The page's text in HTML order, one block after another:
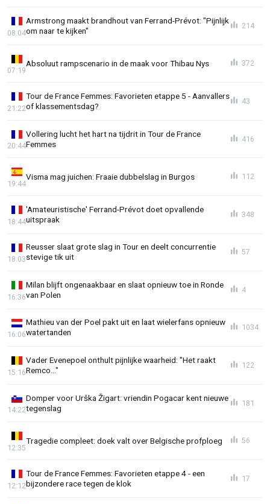
Armstrong maakt brandhout van Ferrand-Prévot: "Pijnlijk
om naar te kijken"
08:04
214
Absoluut rampscenario in de maak voor Thibau Nys
07:19
372
Tour de France Femmes: Favorieten etappe 5 - Aanvallers
of klassementsdag?
21:22
43
Vollering lucht het hart na tijdrit in Tour de France
Femmes
20:44
416
Visma mag juichen: Fraaie dubbelslag in Burgos
19:44
112
'Amateuristische' Ferrand-Prévot doet opvallende
uitspraak
18:44
348
Reusser slaat grote slag in Tour en deelt concurrentie
stevige tik uit
18:03
57
Milan blijft ongenaakbaar en slaat opnieuw toe in Ronde
van Polen
16:36
4
Mathieu van der Poel pakt uit en laat wielerfans opnieuw
watertanden
16:06
1034
Vader Evenepoel onthult pijnlijke waarheid: "Het raakt
Remco..."
15:16
122
Domper voor Urška Žigart: vriendin Pogacar kent nieuwe
tegenslag
14:22
181
Tragedie compleet: doek valt over Belgische profploeg
12:35
56
Tour de France Femmes: Favorieten etappe 4 - een
bijzondere race tegen de klok
12:12
17